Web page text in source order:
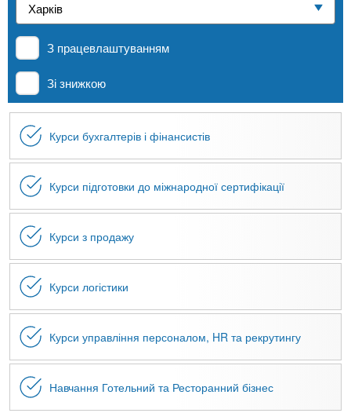
n
t
s
.
n
f
o
к
д
в
Приватні школи
З працевлаштуванням
Зі знижкою
Курси бухгалтерів і фінансистів
Курси підготовки до міжнародної сертифікації
Курси з продажу
Курси логістики
Курси управління персоналом, HR та рекрутингу
Навчання Готельний та Ресторанний бізнес